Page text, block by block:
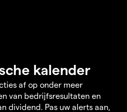
kalender
af op onder meer
van bedrijfsresultaten en
dividend. Pas uw alerts aan,